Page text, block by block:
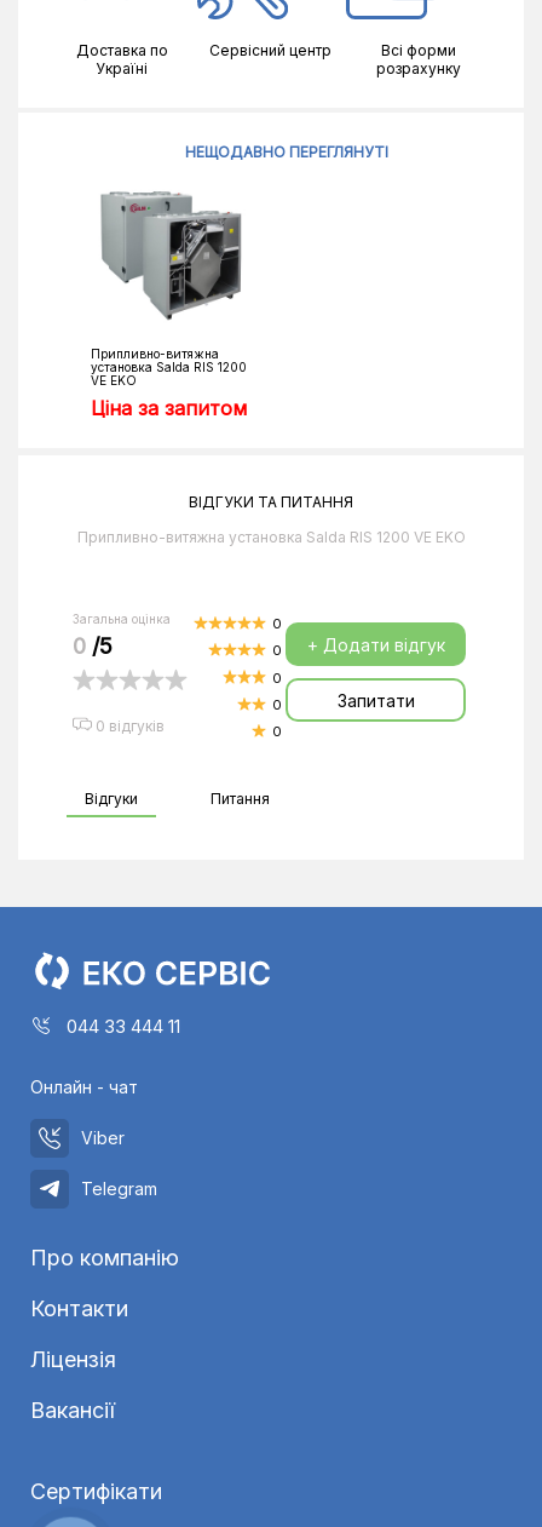
Доставка по
Україні
Сервісний центр
Всі форми
розрахунку
НЕЩОДАВНО ПЕРЕГЛЯНУТІ
Припливно-витяжна
установка Salda RIS 1200
VE EKO
Ціна за запитом
ВІДГУКИ ТА ПИТАННЯ
Припливно-витяжна установка Salda RIS 1200 VE EKO
Загальна оцінка
0 /5
0 відгуків
0
0
0
0
0
+ Додати відгук
Запитати
Відгуки Питання
044 33 444 11
Онлайн - чат
Viber
Telegram
Про компанію
Контакти
Ліцензія
Вакансії
Сертифікати